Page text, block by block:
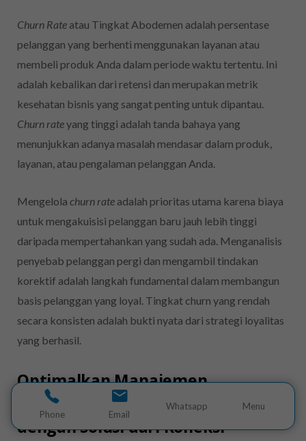
Phone Email
Whatsapp Menu
Churn Rate atau Tingkat Abodemen adalah persentase
pelanggan yang berhenti menggunakan layanan atau
membeli produk Anda dalam periode waktu tertentu. Ini
adalah kebalikan dari retensi dan merupakan metrik
kesehatan bisnis yang sangat penting untuk dipantau.
Churn rateyang tinggi adalah tanda bahaya yang
menunjukkan adanya masalah mendasar dalam produk,
layanan, atau pengalaman pelanggan Anda.
Mengelola churn rate adalah prioritas utama karena biaya
untuk mengakuisisi pelanggan baru jauh lebih tinggi
daripada mempertahankan yang sudah ada. Menganalisis
penyebab pelanggan pergi dan mengambil tindakan
korektif adalah langkah fundamental dalam membangun
basis pelanggan yang loyal. Tingkat churn yang rendah
secara konsisten adalah bukti nyata dari strategi loyalitas
yang berhasil.
Optimalkan Manajemen
Hubungan Pelanggan Anda
dengan Solusi dari Koneksi